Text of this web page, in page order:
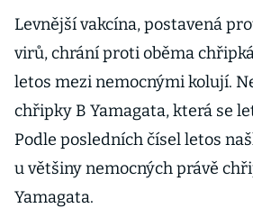
Levnější vakcína, postavená
virů, chrání proti oběma
letos mezi nemocnými kolují.
chřipky B Yamagata, která se
Podle posledních čísel letos
u většiny nemocných právě
Yamagata.